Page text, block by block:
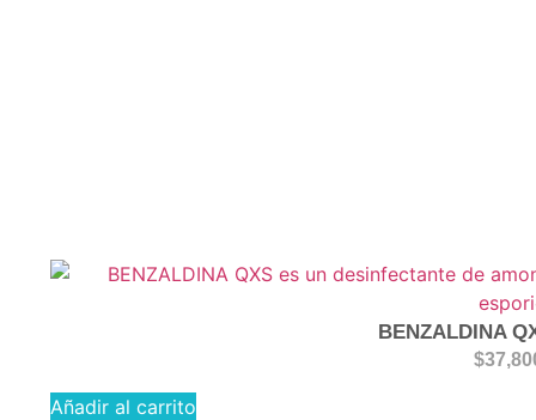
BENZALDINA
$
Añadir al carrito